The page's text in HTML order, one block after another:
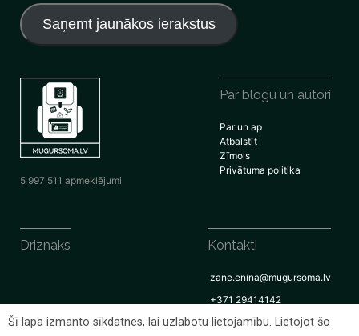
adrese
Saņemt jaunākos ierakstus
5 997 511 apmeklējumi
Par blogu un autori
Par un ap
Atbalstīt
Zīmols
Privātuma politika
Driznaks Kontakti
zane.enina@mugursoma.lv
+371 29414142
Šī lapa izmanto sīkdatnes, lai uzlabotu lietojamību. Lietojot šo